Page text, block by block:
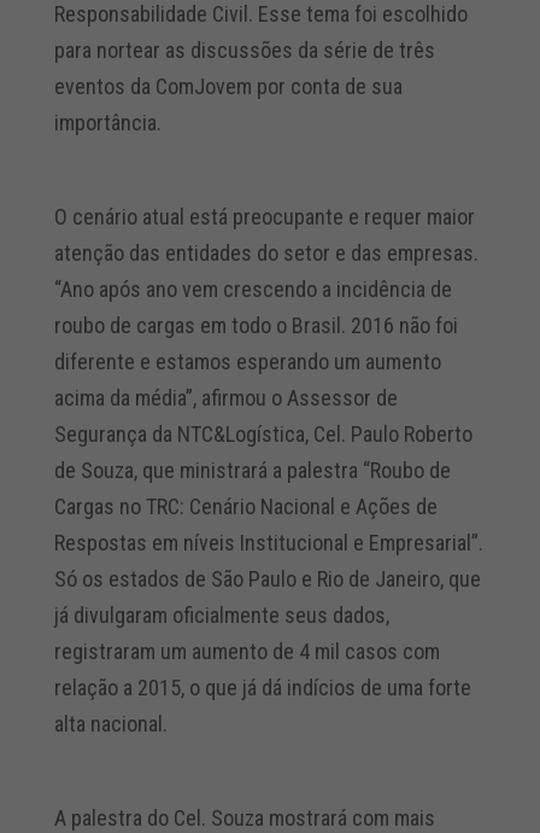
Responsabilidade Civil. Esse tema foi escolhido
para nortear as discussões da série de três
eventos da ComJovem por conta de sua
importância.
O cenário atual está preocupante e requer maior
atenção das entidades do setor e das empresas.
“Ano após ano vem crescendo a incidência de
roubo de cargas em todo o Brasil. 2016 não foi
diferente e estamos esperando um aumento
acima da média”, afirmou o Assessor de
Segurança da NTC&Logística, Cel. Paulo Roberto
de Souza, que ministrará a palestra “Roubo de
Cargas no TRC: Cenário Nacional e Ações de
Respostas em níveis Institucional e Empresarial”.
Só os estados de São Paulo e Rio de Janeiro, que
já divulgaram oficialmente seus dados,
registraram um aumento de 4 mil casos com
relação a 2015, o que já dá indícios de uma forte
alta nacional.
A palestra do Cel. Souza mostrará com mais